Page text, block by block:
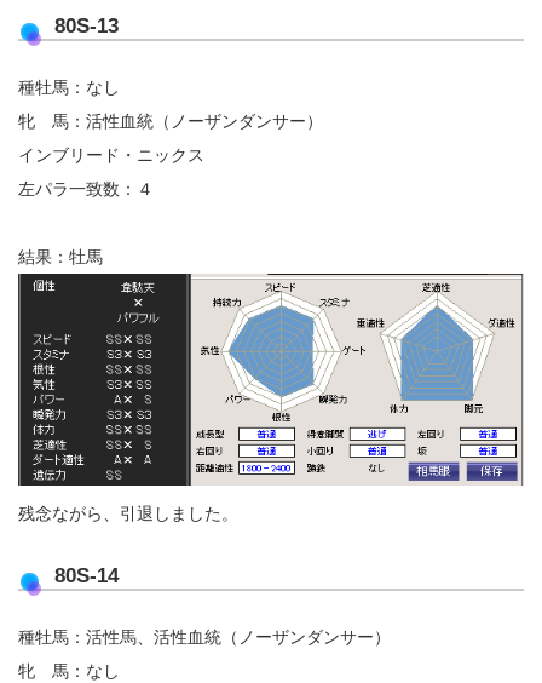
80S-13
種牡馬：なし
牝 馬：活性血統（ノーザンダンサー）
インブリード・ニックス
左パラ一致数：４
結果：牡馬
残念ながら、引退しました。
80S-14
種牡馬：活性馬、活性血統（ノーザンダンサー）
牝 馬：なし